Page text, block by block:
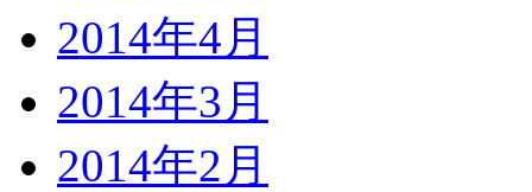
2014年4月
2014年3月
2014年2月